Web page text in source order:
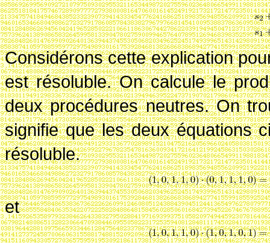
Considérons cette explication
est résoluble. On calcule le
deux procédures neutres. On
signifie que les deux équations
résoluble.
et